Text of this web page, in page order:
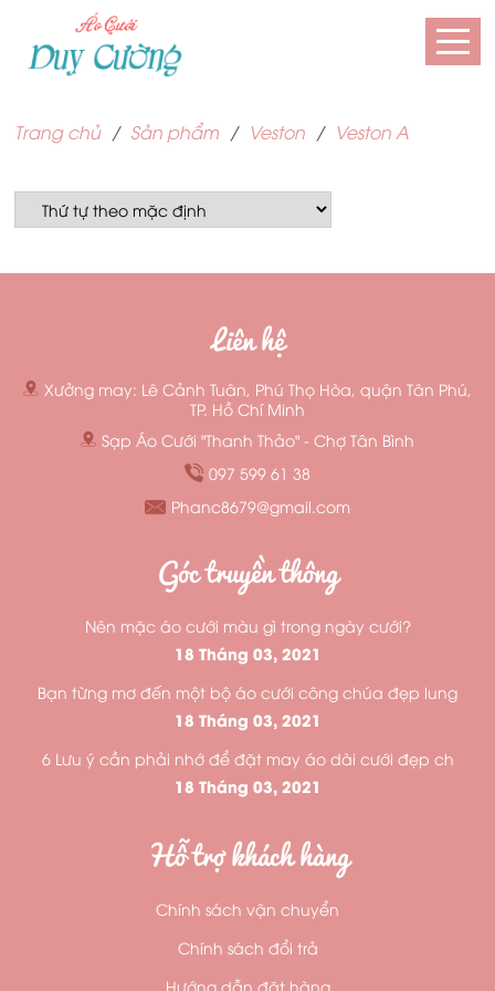
Trang chủ Sản phẩm Veston Veston A
Liên hệ
Xưởng may: Lê Cảnh Tuân, Phú Thọ Hòa, quận Tân Phú,
TP. Hồ Chí Minh
Sạp Áo Cưới "Thanh Thảo" - Chợ Tân Bình
097 599 61 38
Phanc8679@gmail.com
Góc truyền thông
Nên mặc áo cưới màu gì trong ngày cưới?
18 Tháng 03, 2021
Bạn từng mơ đến một bộ áo cưới công chúa đẹp lung
18 Tháng 03, 2021
6 Lưu ý cần phải nhớ để đặt may áo dài cưới đẹp ch
18 Tháng 03, 2021
Hỗ trợ khách hàng
Chính sách vận chuyển
Chính sách đổi trả
Hướng dẫn đặt hàng